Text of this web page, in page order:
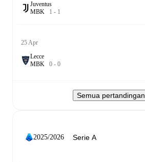
Juventus
MBK 1 - 1
25 Apr
Lecce
MBK 0 - 0
Semua pertandingan
2025/2026